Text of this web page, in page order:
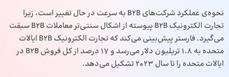
نحوه‌ی عملکرد شرکت‌های B2B به سرعت در حال تغییر است، زیرا
تجارت الکترونیک B2B پیوسته از اشکال سنتی‌تر معاملات B2B سبقت
می‌گیرد. فارستر پیش‌بینی می‌کند که تجارت الکترونیک B2B ایالات
متحده به 1.8 تریلیون دلار می‌رسد و 17 درصد از کل فروش B2B در
ایالات متحده را تا سال 2023 تشکیل می‌دهد.